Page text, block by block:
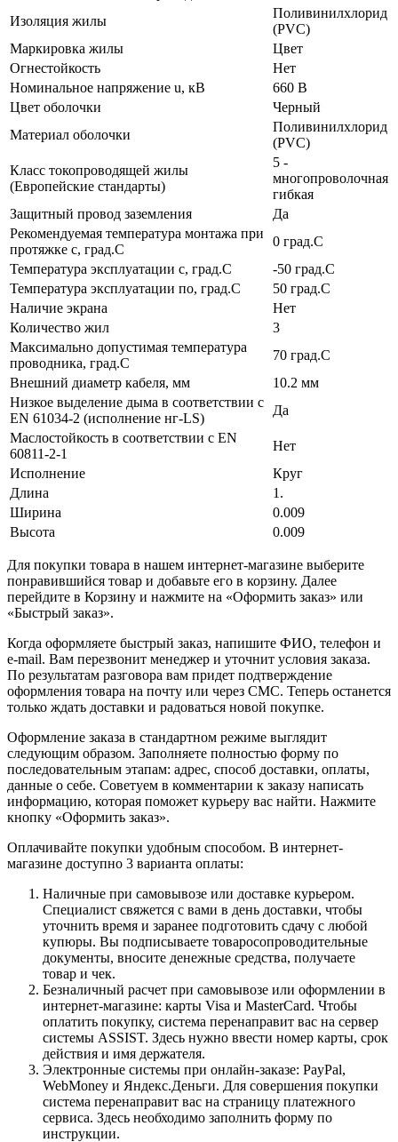
Изоляция жилы
Поливинилхлорид
(PVC)
Маркировка жилы
Цвет
Огнестойкость
Нет
Номинальное напряжение u, кВ
660 В
Цвет оболочки
Черный
Материал оболочки
Поливинилхлорид
(PVC)
Класс токопроводящей жилы
(Европейские стандарты)
5 -
многопроволочная
гибкая
Защитный провод заземления
Да
Рекомендуемая температура монтажа при
протяжке с, град.C
0 град.C
Температура эксплуатации с, град.C
-50 град.C
Температура эксплуатации по, град.C
50 град.C
Наличие экрана
Нет
Количество жил
3
Максимально допустимая температура
проводника, град.C
70 град.C
Внешний диаметр кабеля, мм
10.2 мм
Низкое выделение дыма в соответствии с
EN 61034-2 (исполнение нг-LS)
Да
Маслостойкость в соответствии с EN
60811-2-1
Нет
Исполнение
Круг
Длина
1.
Ширина
0.009
Высота
0.009
Для покупки товара в нашем интернет-магазине выберите
понравившийся товар и добавьте его в корзину. Далее
перейдите в Корзину и нажмите на «Оформить заказ» или
«Быстрый заказ».
Когда оформляете быстрый заказ, напишите ФИО, телефон и
e-mail. Вам перезвонит менеджер и уточнит условия заказа.
По результатам разговора вам придет подтверждение
оформления товара на почту или через СМС. Теперь останется
только ждать доставки и радоваться новой покупке.
Оформление заказа в стандартном режиме выглядит
следующим образом. Заполняете полностью форму по
последовательным этапам: адрес, способ доставки, оплаты,
данные о себе. Советуем в комментарии к заказу написать
информацию, которая поможет курьеру вас найти. Нажмите
кнопку «Оформить заказ».
Оплачивайте покупки удобным способом. В интернет-
магазине доступно 3 варианта оплаты:
Наличные при самовывозе или доставке курьером.
Специалист свяжется с вами в день доставки, чтобы
уточнить время и заранее подготовить сдачу с любой
купюры. Вы подписываете товаросопроводительные
документы, вносите денежные средства, получаете
товар и чек.
Безналичный расчет при самовывозе или оформлении в
интернет-магазине: карты Visa и MasterCard. Чтобы
оплатить покупку, система перенаправит вас на сервер
системы ASSIST. Здесь нужно ввести номер карты, срок
действия и имя держателя.
Электронные системы при онлайн-заказе: PayPal,
WebMoney и Яндекс.Деньги. Для совершения покупки
система перенаправит вас на страницу платежного
сервиса. Здесь необходимо заполнить форму по
инструкции.